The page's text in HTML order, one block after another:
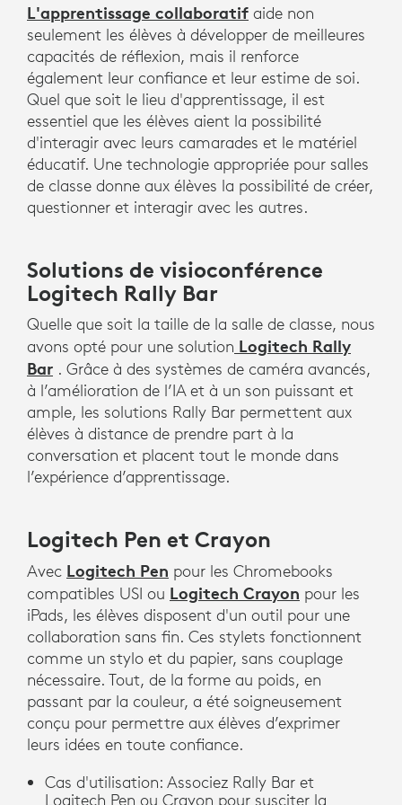
L'apprentissage collaboratif aide non
seulement les élèves à développer de meilleures
capacités de réflexion, mais il renforce
également leur confiance et leur estime de soi.
Quel que soit le lieu d'apprentissage, il est
essentiel que les élèves aient la possibilité
d'interagir avec leurs camarades et le matériel
éducatif. Une technologie appropriée pour salles
de classe donne aux élèves la possibilité de créer,
questionner et interagir avec les autres.
Solutions de visioconférence
Logitech Rally Bar
Quelle que soit la taille de la salle de classe, nous
avons opté pour une solution Logitech Rally
Bar . Grâce à des systèmes de caméra avancés,
à l’amélioration de l’IA et à un son puissant et
ample, les solutions Rally Bar permettent aux
élèves à distance de prendre part à la
conversation et placent tout le monde dans
l’expérience d’apprentissage.
Logitech Pen et Crayon
Avec Logitech Pen pour les Chromebooks
compatibles USI ou Logitech Crayon pour les
iPads, les élèves disposent d'un outil pour une
collaboration sans fin. Ces stylets fonctionnent
comme un stylo et du papier, sans couplage
nécessaire. Tout, de la forme au poids, en
passant par la couleur, a été soigneusement
conçu pour permettre aux élèves d’exprimer
leurs idées en toute confiance.
Cas d'utilisation: Associez Rally Bar et
Logitech Pen ou Crayon pour susciter la